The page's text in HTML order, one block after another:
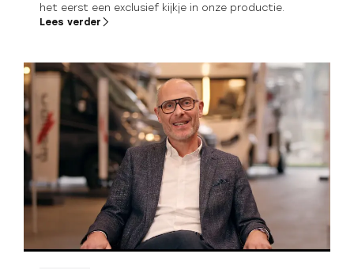
het eerst een exclusief kijkje in onze productie.
Lees verder